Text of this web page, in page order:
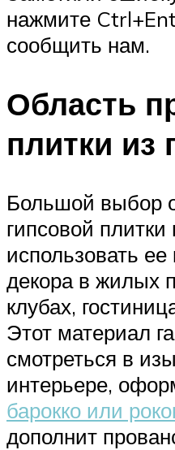
нажмите
сообщить нам.
Область
плитки из
Большой выбор
гипсовой плитки
использовать ее
декора в жилых
клубах,
Этот материал
смотреться в
интерьере,
барокко или
дополнит